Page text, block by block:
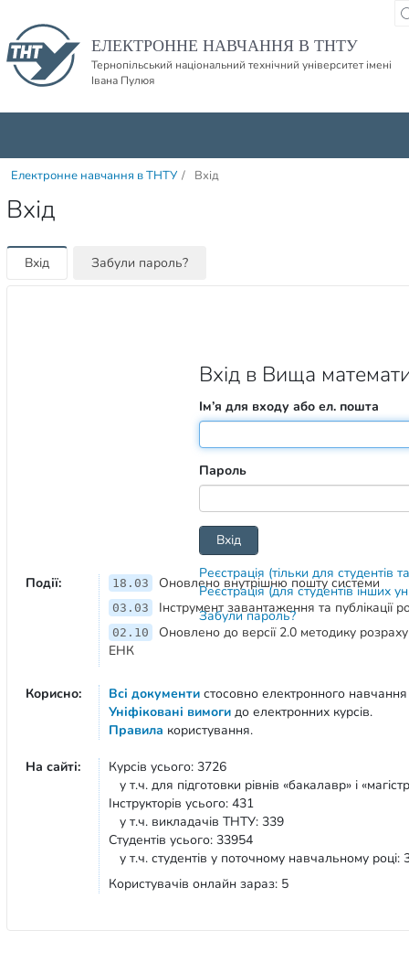
ЕЛЕКТРОННЕ НАВЧАННЯ В ТНТУ
Тернопільський національний технічний університет імені
Івана Пулюя
Електронне навчання в ТНТУ / Вхід
Вхід
Вхід Забули пароль?
Вхід в Вища
Ім’я для входу або ел. пошта
Пароль
Реєстрація (тільки для студентів
Реєстрація (для студентів інших
Забули пароль?
Події: 18.03 Оновлено внутрішню пошту системи
03.03 Інструмент завантаження та публікації
02.10
Оновлено до версії 2.0 методику
ЕНК
Корисно: Всі документи стосовно електронного
Уніфіковані вимоги до електронних курсів.
Правила користування.
На сайті:
Курсів усього: 3726
у т.ч. для підготовки рівнів «бакалавр» і
Інструкторів усього: 431
у т.ч. викладачів ТНТУ: 339
Студентів усього: 33954
у т.ч. студентів у поточному навчальному році:
Користувачів онлайн зараз: 5